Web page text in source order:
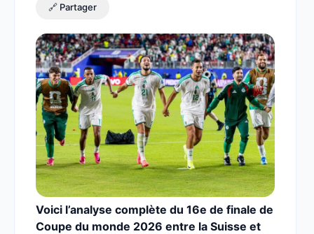
🔗 Partager
Voici l’analyse complète du 16e de finale de
Coupe du monde 2026 entre la Suisse et